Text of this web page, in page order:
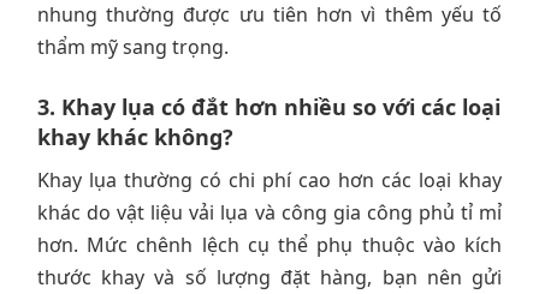
nhung thường được ưu tiên hơn vì thêm yếu tố
thẩm mỹ sang trọng.
3. Khay lụa có đắt hơn nhiều so với các loại
khay khác không?
Khay lụa thường có chi phí cao hơn các loại khay
khác do vật liệu vải lụa và công gia công phủ tỉ mỉ
hơn. Mức chênh lệch cụ thể phụ thuộc vào kích
thước khay và số lượng đặt hàng, bạn nên gửi